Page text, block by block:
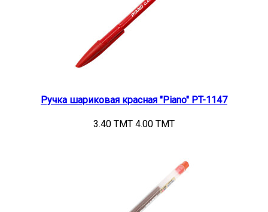
Ручка шариковая красная "Piano" PT-1147
3.40 TMT 4.00 TMT